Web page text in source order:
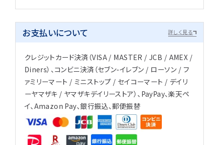
お支払いについて 詳しく見る
クレジットカード決済（VISA / MASTER / JCB / AMEX /
Diners）、コンビニ決済（セブン-イレブン / ローソン / フ
ァミリーマート / ミニストップ / セイコーマート / デイリ
ーヤマザキ / ヤマザキデイリーストア）、PayPay、楽天ペ
イ、Amazon Pay、銀行振込、郵便振替